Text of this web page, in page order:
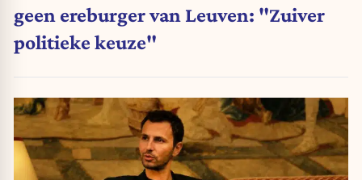
geen ereburger van Leuven: "Zuiver
politieke keuze"